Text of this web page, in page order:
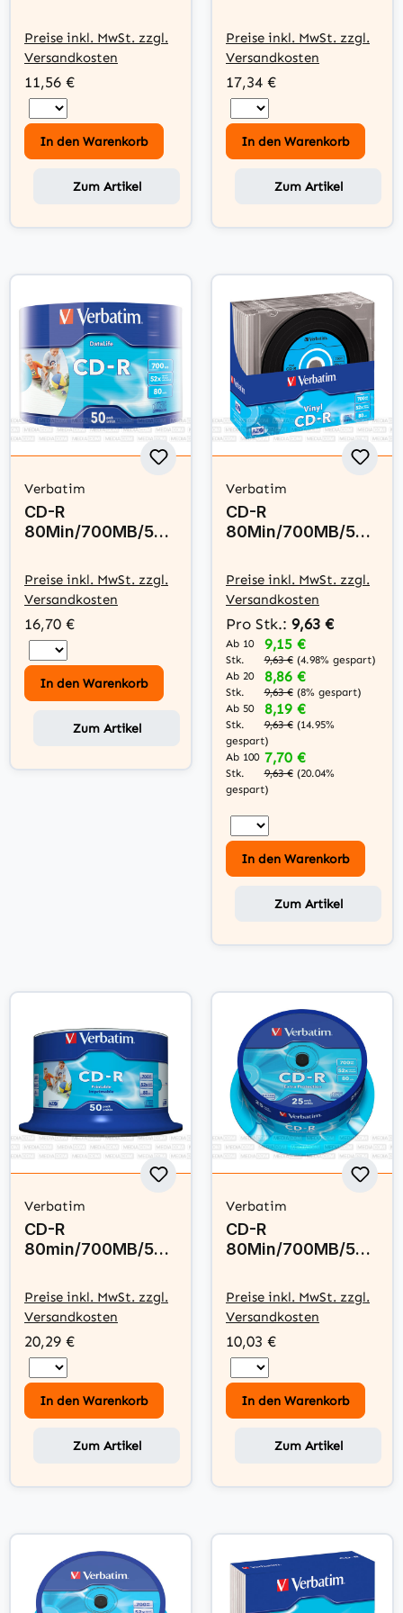
Disc)
Preise inkl. MwSt. zzgl.
Versandkosten
11,56 €
In den Warenkorb
Zum Artikel
Preise inkl. MwSt. zzgl.
Versandkosten
17,34 €
In den Warenkorb
Zum Artikel
Verbatim
CD-R
80Min/700MB/52x
Preise inkl. MwSt. zzgl.
Versandkosten
16,70 €
In den Warenkorb
Zum Artikel
Verbatim
CD-R
80Min/700MB/52x
Preise inkl. MwSt. zzgl.
Versandkosten
Pro Stk.: 9,63 €
Ab 10
Stk.
9,15 €
9,63 € (4.98% gespart)
Ab 20
Stk.
8,86 €
9,63 € (8% gespart)
Ab 50
Stk.
8,19 €
9,63 € (14.95%
gespart)
Ab 100
Stk.
7,70 €
9,63 € (20.04%
gespart)
In den Warenkorb
Zum Artikel
Verbatim
CD-R
80min/700MB/52x
Preise inkl. MwSt. zzgl.
Versandkosten
20,29 €
In den Warenkorb
Zum Artikel
Verbatim
CD-R
80Min/700MB/52x
Preise inkl. MwSt. zzgl.
Versandkosten
10,03 €
In den Warenkorb
Zum Artikel